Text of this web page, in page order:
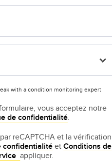
with a condition monitoring expert
vous acceptez notre
de confidentialité.
reCAPTCHA et la vérification
confidentialitéetConditions de
appliquer.